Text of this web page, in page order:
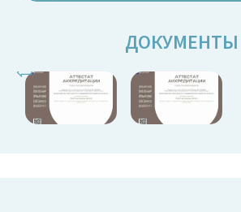
ДОКУМЕНТЫ
⇦